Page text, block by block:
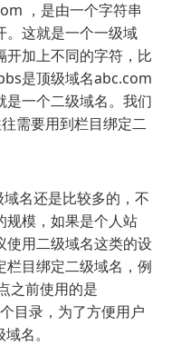
，是由一个字符串
。这就是一个一级域
开加上不同的字符，比
是顶级域名abc.com
一个二级域名。我们
需要用到栏目绑定二
名还是比较多的，不
规模，如果是个人站
使用二级域名这类的设
栏目绑定二级域名，例
之前使用的是
目录，为了方便用户
名。